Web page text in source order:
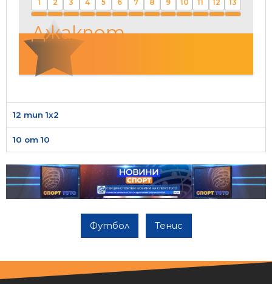
1 2 3 4 5 6 7 8 9 10 11 12 13
Джакпот
12 тип 1х2
10 от 10
Футбол Тенис